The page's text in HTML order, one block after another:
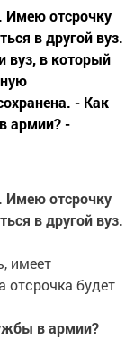
Имею отсрочку
в другой вуз.
вуз, в который
- Как
армии? -
Имею отсрочку
в другой вуз.
имеет
отсрочка будет
в армии?